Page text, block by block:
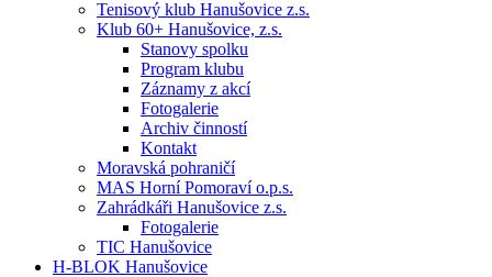
Tenisový klub Hanušovice z.s.
Klub 60+ Hanušovice, z.s.
Stanovy spolku
Program klubu
Záznamy z akcí
Fotogalerie
Archiv činností
Kontakt
Moravská pohraničí
MAS Horní Pomoraví o.p.s.
Zahrádkáři Hanušovice z.s.
Fotogalerie
TIC Hanušovice
H-BLOK Hanušovice